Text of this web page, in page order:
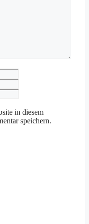
Mail
in diesem
speichern.